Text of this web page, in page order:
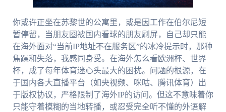
你或许正坐在苏黎世的公寓里，或是因工作在伯尔尼短
暂停留，当朋友圈被国内看球的朋友刷屏，自己却只能
在海外面对“当前IP地址不在服务区”的冰冷提示时，那种
焦躁和失落，我感同身受。在海外怎么看欧洲杯、世界
杯，成了每年体育迷心头最大的困扰。问题的根源，在
于国内各大直播平台（如央视频、咪咕、腾讯体育）出
于版权协议，严格限制了海外IP的访问。但这不意味着你
只能守着模糊的当地转播，或忍受完全听不懂的外语解